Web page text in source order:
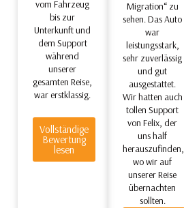
vom Fahrzeug
bis zur
Unterkunft und
dem Support
während
unserer
gesamten Reise,
war erstklassig.
Vollständige
Bewertung
lesen
Migration“ zu
sehen. Das Auto
war
leistungsstark,
sehr zuverlässig
und gut
ausgestattet.
Wir hatten auch
tollen Support
von Felix, der
uns half
herauszufinden,
wo wir auf
unserer Reise
übernachten
sollten.